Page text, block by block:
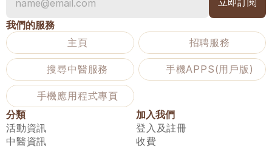
我們的服務
主頁
招聘服務
搜尋中醫服務 手機APPS(用戶版)
手機應用程式專頁
分類
活動資訊
中醫資訊
加入我們
登入及註冊
收費